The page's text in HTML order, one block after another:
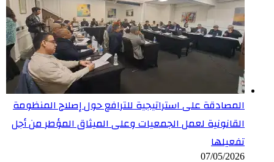
المصادقة على استراتيجية للترافع حول إصلاح المنظومة
القانونية لعمل الجمعيات وعلى الميثاق المؤطر من أجل
تفعيلها
07/05/2026